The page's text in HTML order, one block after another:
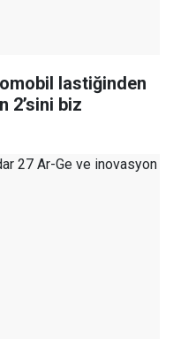
lastiğinden
2’sini biz